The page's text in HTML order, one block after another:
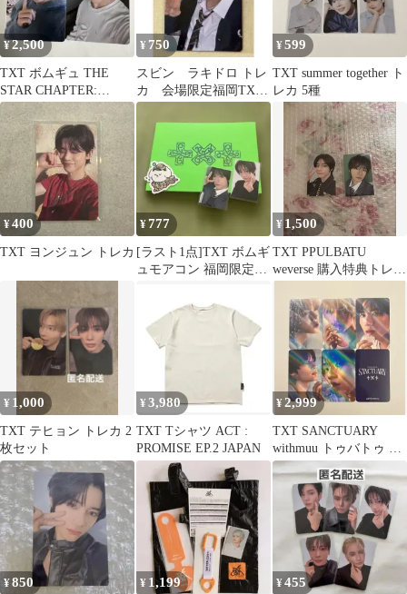
¥2,500
TXT ボムギュ THE
STAR CHAPTER:
SANCTUARY
¥ 750
スビン ラキドロ トレ
カ 会場限定福岡TXT
モアコンMOACON
¥599
TXT summer together ト
レカ 5種
¥400
TXT ヨンジュン トレカ
¥777
[ラスト1点]TXT ボムギ
ュモアコン 福岡限定ト
¥ 1,500
TXT PPULBATU
weverse 購入特典トレカ
¥ 1,000
TXT テヒョン トレカ 2
枚セット
¥ 3,980
TXT Tシャツ ACT :
PROMISE EP.2 JAPAN
¥2,999
TXT SANCTUARY
withmuu トゥバトゥ ト
レカ
¥850 ¥ 1,199 ¥455